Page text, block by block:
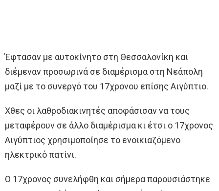
Έφτασαν με αυτοκίνητο στη Θεσσαλονίκη και
διέμεναν προσωρινά σε διαμέρισμα στη Νεάπολη
μαζί με το συνεργό του 17χρονου επίσης Αιγύπτιο.
Χθες οι λαθροδιακινητές αποφάσισαν να τους
μεταφέρουν σε άλλο διαμέρισμα κι έτσι ο 17χρονος
Αιγύπτιος χρησιμοποίησε το ενοικιαζόμενο
ηλεκτρικό πατίνι.
Ο 17χρονος συνελήφθη και σήμερα παρουσιάστηκε